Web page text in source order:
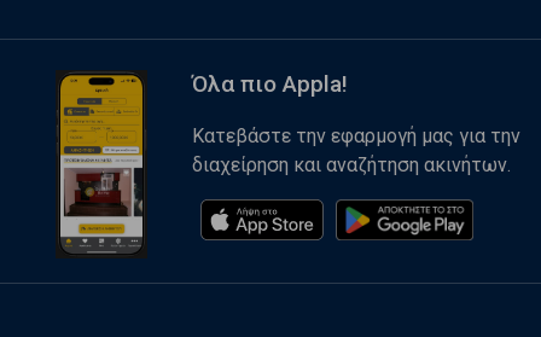
Όλα πιο Appla!
Κατεβάστε την εφαρμογή μας για την
διαχείρηση και αναζήτηση ακινήτων.